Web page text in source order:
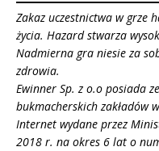
Zakaz uczestnictwa w grze
życia. Hazard stwarza
Nadmierna gra niesie za
zdrowia.
Ewinner Sp. z o.o posiada
bukmacherskich zakładów
Internet wydane przez
2018 r. na okres 6 lat o